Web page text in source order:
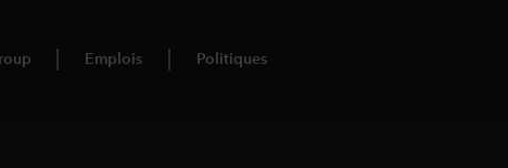
Emplois Politiques